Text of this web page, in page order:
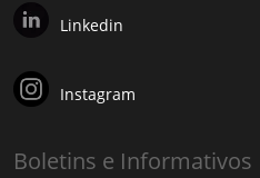
Linkedin
Instagram
Boletins e Informativos